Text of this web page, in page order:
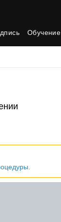
Обучение